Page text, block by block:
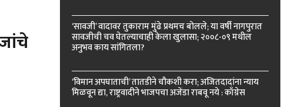
‘सावजी’ वादावर तुकाराम मुंढे प्रथमच बोलले; या वर्षी नागपुरात
सावजीची चव घेतल्याचाही केला खुलासा; २००८-०९ मधील
अनुभव काय सांगितला?
‘विमान अपघाताची’ तातडीने चौकशी करा; अजितदादांना न्याय
मिळवून द्या, राष्ट्रवादीने भाजपचा अजेंडा राबवू नये : काँग्रेस